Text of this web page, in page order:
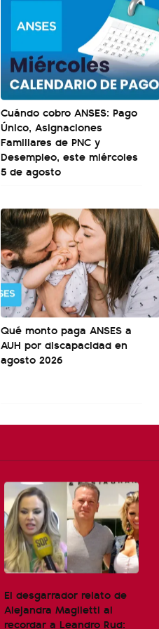
Cuándo cobro ANSES: Pago
Único, Asignaciones
Familiares de PNC y
Desempleo, este miércoles
5 de agosto
Qué monto paga ANSES a
AUH por discapacidad en
agosto 2026
El desgarrador relato de
Alejandra Maglietti al
recordar a Leandro Rud: